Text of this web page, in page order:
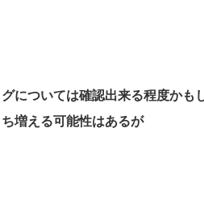
グについては確認出来る程度かも
増える可能性はあるが